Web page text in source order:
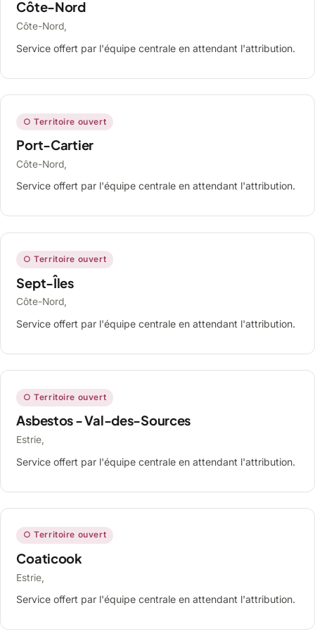
Côte-Nord
Côte-Nord,
Service offert par l'équipe centrale en attendant l'attribution.
○ Territoire ouvert
Port-Cartier
Côte-Nord,
Service offert par l'équipe centrale en attendant l'attribution.
○ Territoire ouvert
Sept-Îles
Côte-Nord,
Service offert par l'équipe centrale en attendant l'attribution.
○ Territoire ouvert
Asbestos - Val-des-Sources
Estrie,
Service offert par l'équipe centrale en attendant l'attribution.
○ Territoire ouvert
Coaticook
Estrie,
Service offert par l'équipe centrale en attendant l'attribution.